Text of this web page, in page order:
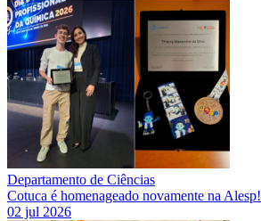
Departamento de Ciências
Cotuca é homenageado novamente na Alesp!
02 jul 2026